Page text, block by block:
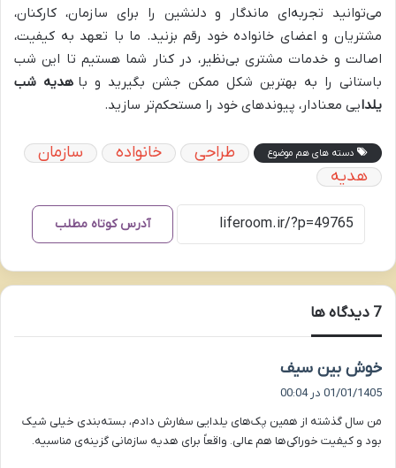
می‌توانید تجربه‌ای ماندگار و دلنشین را برای سازمان، کارکنان،
مشتریان و اعضای خانواده خود رقم بزنید. ما با تعهد به کیفیت،
اصالت و خدمات مشتری بی‌نظیر، در کنار شما هستیم تا این شب
باستانی را به بهترین شکل ممکن جشن بگیرید و با هدیه شب
یلدایی معنادار، پیوندهای خود را مستحکم‌تر سازید.
دسته های هم موضوع طراحی خانواده
سازمان
هدیه
آدرس کوتاه مطلب
‫7 دیدگاه ها
خوش بین سیف
:
01/01/1405 در 00:04
من سال گذشته از همین پک‌های یلدایی سفارش دادم، بسته‌بندی خیلی شیک
بود و کیفیت خوراکی‌ها هم عالی. واقعاً برای هدیه سازمانی گزینه‌ی مناسبیه.